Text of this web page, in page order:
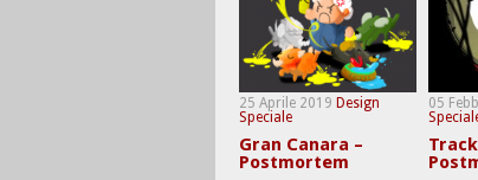
25 Aprile 2019 Design
Speciale
Gran Canara –
Postmortem
05